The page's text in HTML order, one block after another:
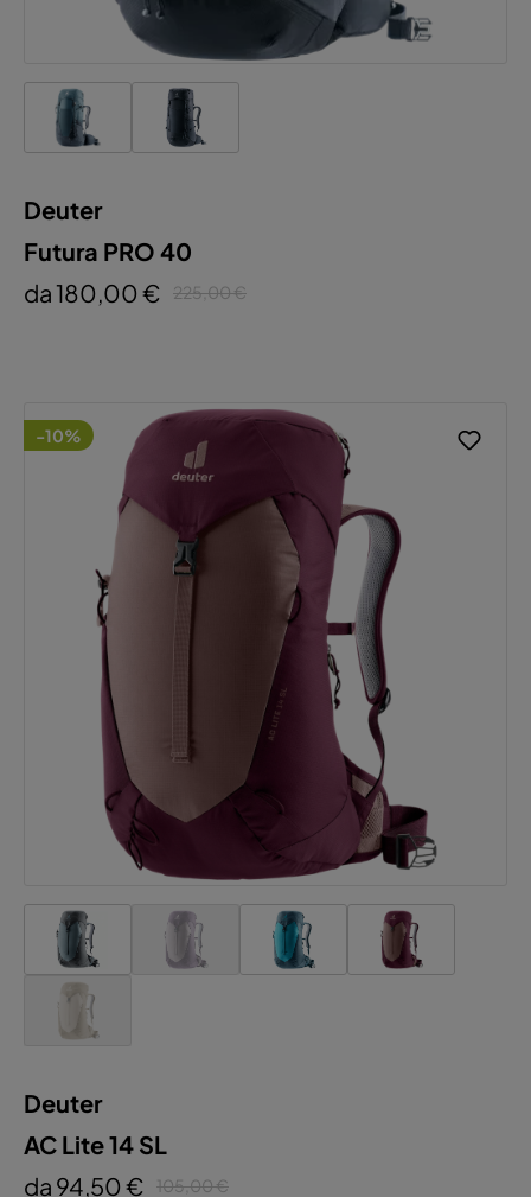
Deuter
Futura PRO 40
da 180,00 €
225,00 €
-10%
Deuter
AC Lite 14 SL
da 94,50 €
105,00 €